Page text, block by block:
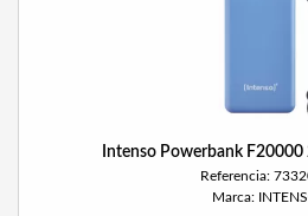
Intenso Powerbank F20000
Referencia:
Marca: